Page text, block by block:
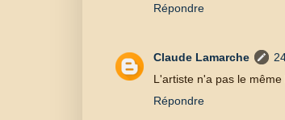
Répondre
Claude Lamarche
L'artiste n'a pas le
Répondre